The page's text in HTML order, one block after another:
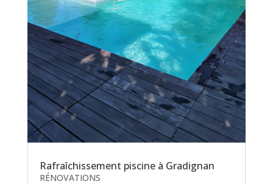
Rafraîchissement piscine à Gradignan
RÉNOVATIONS